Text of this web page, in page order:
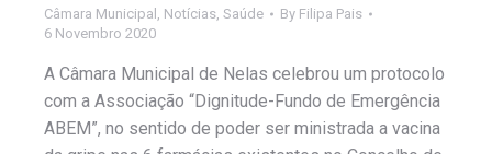
Câmara Municipal , Notícias, Saúde By Filipa Pais
6 Novembro 2020
A Câmara Municipal de Nelas celebrou um protocolo
com a Associação “Dignitude-Fundo de Emergência
ABEM”, no sentido de poder ser ministrada a vacina